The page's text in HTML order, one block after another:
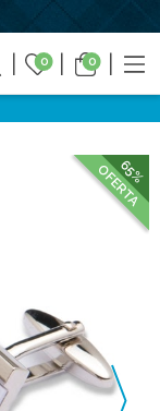
0 0
65%
OFERTA